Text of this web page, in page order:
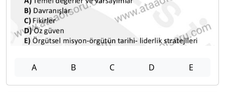
A B C D E